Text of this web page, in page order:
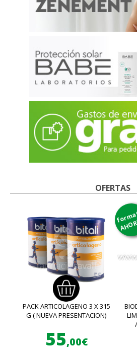
OFERTAS
PACK ARTICOLAGENO 3 X 315
G ( NUEVA PRESENTACION)
55,00€